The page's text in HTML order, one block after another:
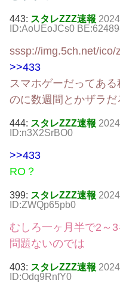
443: スタレZZZ速報
ID:AoUEoJCs0
sssp://img.5ch.net/ico/
>>433
スマホゲーだってあ
のに数週間とかザラだ
444: スタレZZZ速報
ID:n3X2SrBO0
>>433
RO？
399: スタレZZZ速報
ID:ZWQp65pb0
むしろ一ヶ月半で2～
問題ないのでは
403: スタレZZZ速報
ID:Odq9RnfY0